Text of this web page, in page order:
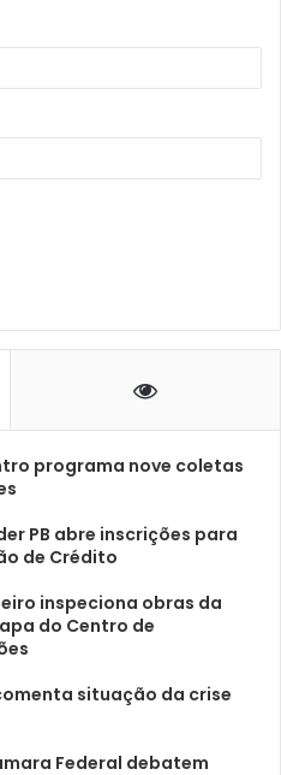
programa nove coletas
PB abre inscrições para
de Crédito
inspeciona obras da
do Centro de
situação da crise
Federal debatem